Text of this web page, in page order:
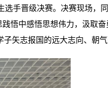
手晋级决赛。决赛现场
悟中感悟思想伟力，汲取
矢志报国的远大志向、朝